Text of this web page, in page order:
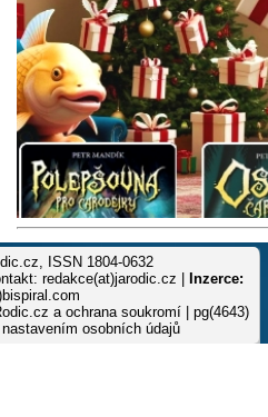
ISSN 1804-0632
redakce(at)jarodic.cz |
Inzerce:
a ochrana soukromí | pg(4643)
osobních údajů